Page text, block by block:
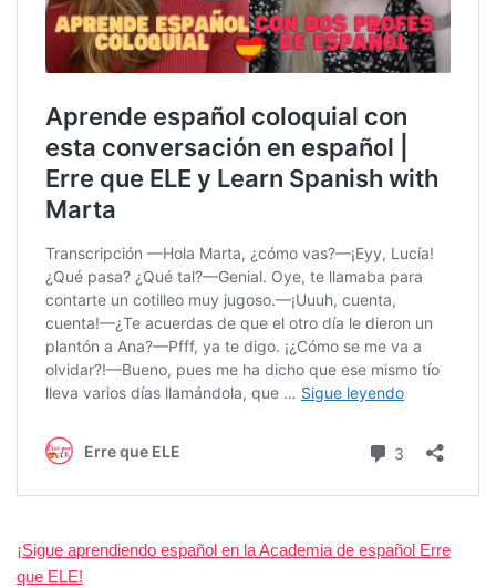
¡Sigue aprendiendo español en la Academia de español Erre
que ELE!